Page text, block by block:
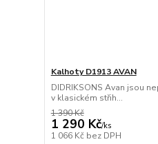
Kalhoty D1913 AVAN
DIDRIKSONS Avan jsou
v klasickém střih...
1 390 Kč
1 290 Kč/ks
1 066 Kč bez DPH